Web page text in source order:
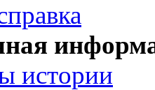
истории